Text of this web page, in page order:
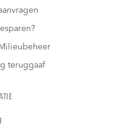
teruggaaf